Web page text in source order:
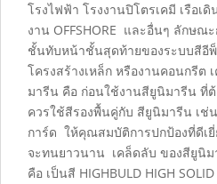
โรงไฟฟ้า โรงงานปิโตรเคมี เรือเ
งาน OFFSHORE และอื่นๆ ลักษณ
ชั้นทับหน้าชั้นสุดท้ายของระบบสีอี
โครงสร้างเหล็ก หรืองานคอนกรีต
มารีน คือ ก่อนใช้งานสียูนิมารีน ที่ต้
ควรใช้สีรองพื้นคู่กับ สียูนิมารีน เช่
การ์ด ให้คุณสมบัติการปกป้องที่ดีเ
จะทนยาวนาน เคล็ดลับ ของสียูนิ
คือ เป็นสี HIGHBULD HIGH